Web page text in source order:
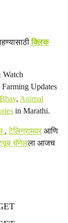
क्लिक
Watch
Updates
, Animal
in Marathi.
,टेलिग्रामवरआणि
चॅनेलला आजच